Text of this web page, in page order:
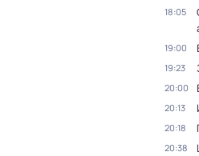
18:05
19:00
19:23
20:00
20:13
20:18
20:38